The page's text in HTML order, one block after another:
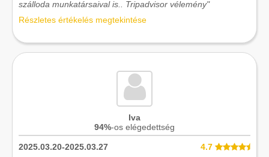
szálloda munkatársaival is.. Tripadvisor vélemény"
Részletes értékelés megtekintése
Iva
94%-os elégedettség
2025.03.20-2025.03.27
4.7